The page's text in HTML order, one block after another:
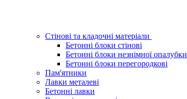
Стінові та кладочні матеріали
Бетонні блоки стінові
Бетонні блоки незнімної опалубки
Бетонні блоки перегородкові
Пам'ятники
Лавки металеві
Бетонні лавки